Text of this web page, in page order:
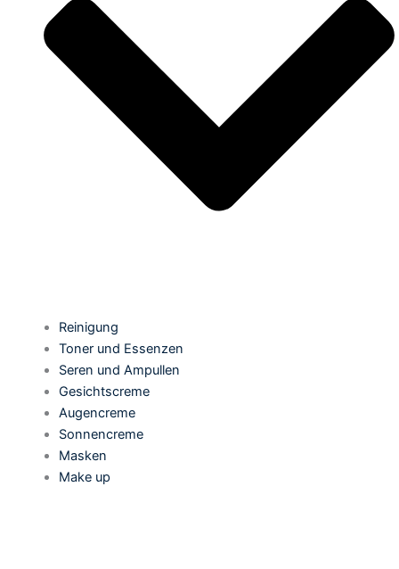
Reinigung
Toner und Essenzen
Seren und Ampullen
Gesichtscreme
Augencreme
Sonnencreme
Masken
Make up